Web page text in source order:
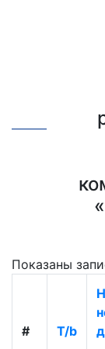
Показаны
# T/b